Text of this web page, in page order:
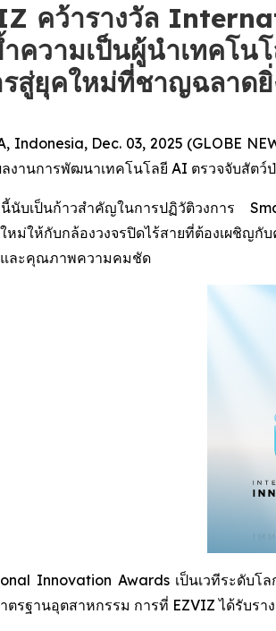
คว้ารางวัล
ความเป็นผู้นำเทคโน
สู่ยุคใหม่ที่ชาญฉลาด
Indonesia, Dec. 03, 2025 (GLOBE
ลงานการพัฒนาเทคโนโลยี AI ตรวจจับสัต
นี้นับเป็นก้าวสำคัญในการปฏิวัติวงการ
หม่ให้กับกล้องวงจรปิดไร้สายที่ต้องเผชิ
และคุณภาพความคมชัด
Innovation Awards เป็นเวทีระดับโ
ตรฐานอุตสาหกรรม การที่ EZVIZ ได้รับร